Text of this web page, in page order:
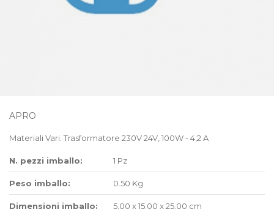
APRO
Materiali Vari. Trasformatore 230V 24V, 100W - 4,2 A
N. pezzi imballo: 1 Pz
Peso imballo: 0.50 Kg
Dimensioni imballo: 5.00 x 15.00 x 25.00 cm